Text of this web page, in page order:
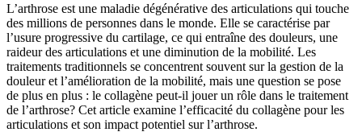
L’arthrose est une maladie dégénérative des articulations qui touche
des millions de personnes dans le monde. Elle se caractérise par
l’usure progressive du cartilage, ce qui entraîne des douleurs, une
raideur des articulations et une diminution de la mobilité. Les
traitements traditionnels se concentrent souvent sur la gestion de la
douleur et l’amélioration de la mobilité, mais une question se pose
de plus en plus : le collagène peut-il jouer un rôle dans le traitement
de l’arthrose? Cet article examine l’efficacité du collagène pour les
articulations et son impact potentiel sur l’arthrose.